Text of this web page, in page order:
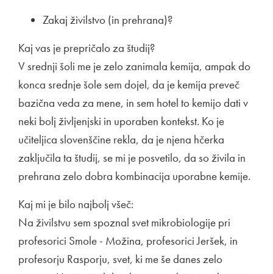
Zakaj živilstvo (in prehrana)?
Kaj vas je prepričalo za študij?
V srednji šoli me je zelo zanimala kemija, ampak do
konca srednje šole sem dojel, da je kemija preveč
bazična veda za mene, in sem hotel to kemijo dati v
neki bolj življenjski in uporaben kontekst. Ko je
učiteljica slovenščine rekla, da je njena hčerka
zaključila ta študij, se mi je posvetilo, da so živila in
prehrana zelo dobra kombinacija uporabne kemije.
Kaj mi je bilo najbolj všeč:
Na živilstvu sem spoznal svet mikrobiologije pri
profesorici Smole - Možina, profesorici Jeršek, in
profesorju Rasporju, svet, ki me še danes zelo